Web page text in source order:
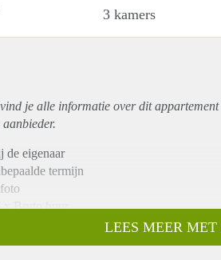
3 kamers
je alle informatie over ditappartement
de eigenaar
termijn
x Bruto huur
LEES MEER